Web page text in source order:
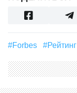
#Forbes #Рейтинг